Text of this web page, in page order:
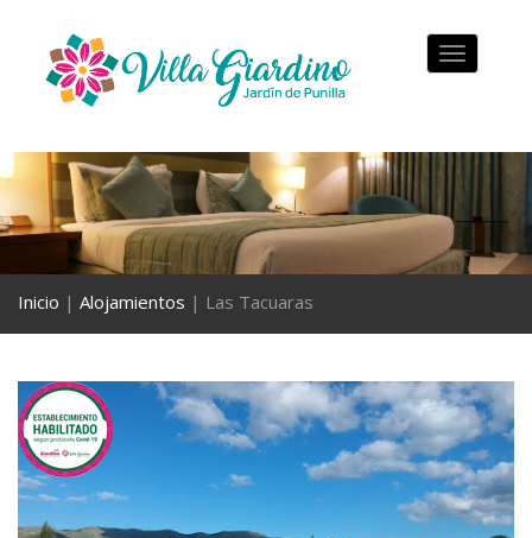
Toggle
navigation
Inicio | Alojamientos | Las Tacuaras
Anterior